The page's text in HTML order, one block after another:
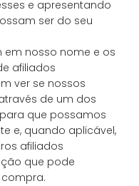
e apresentando
ser do seu
em nosso nome e os
afiliados
ver se nossos
de um dos
que possamos
e, quando aplicável,
afiliados
que pode